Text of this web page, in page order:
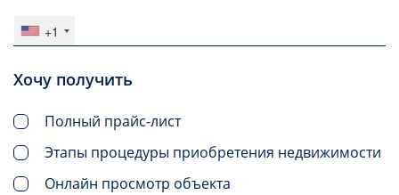
+1
Хочу получить
Полный прайс-лист
Этапы процедуры приобретения недвижимости
Онлайн просмотр объекта